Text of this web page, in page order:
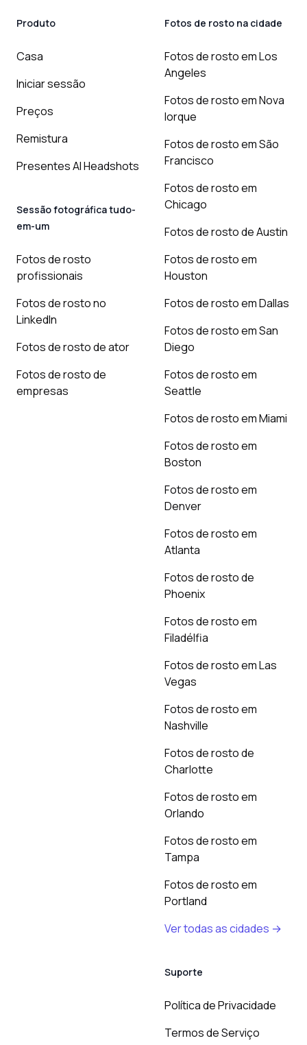
Produto
Casa
Iniciar sessão
Preços
Remistura
Presentes AI Headshots
Sessão fotográfica tudo-
em-um
Fotos de rosto
profissionais
Fotos de rosto no
LinkedIn
Fotos de rosto de ator
Fotos de rosto de
empresas
Fotos de rosto na cidade
Fotos de rosto em Los
Angeles
Fotos de rosto em Nova
Iorque
Fotos de rosto em São
Francisco
Fotos de rosto em
Chicago
Fotos de rosto de Austin
Fotos de rosto em
Houston
Fotos de rosto em Dallas
Fotos de rosto em San
Diego
Fotos de rosto em
Seattle
Fotos de rosto em Miami
Fotos de rosto em
Boston
Fotos de rosto em
Denver
Fotos de rosto em
Atlanta
Fotos de rosto de
Phoenix
Fotos de rosto em
Filadélfia
Fotos de rosto em Las
Vegas
Fotos de rosto em
Nashville
Fotos de rosto de
Charlotte
Fotos de rosto em
Orlando
Fotos de rosto em
Tampa
Fotos de rosto em
Portland
Ver todas as cidades →
Suporte
Política de Privacidade
Termos de Serviço